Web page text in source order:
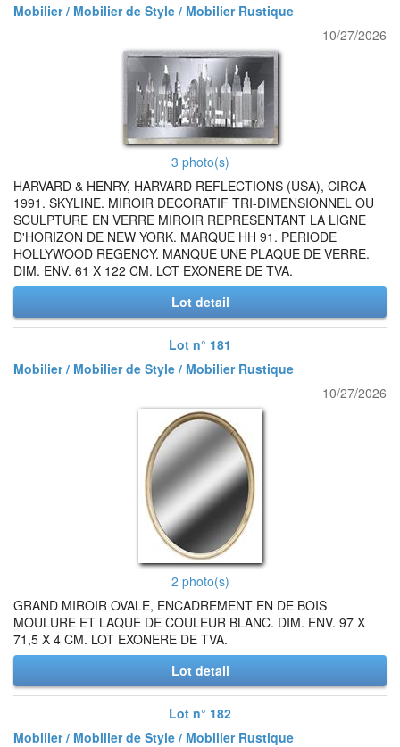
Mobilier / Mobilier de Style / Mobilier Rustique
10/27/2026
3 photo(s)
HARVARD & HENRY, HARVARD REFLECTIONS (USA), CIRCA
1991. SKYLINE. MIROIR DECORATIF TRI-DIMENSIONNEL OU
SCULPTURE EN VERRE MIROIR REPRESENTANT LA LIGNE
D'HORIZON DE NEW YORK. MARQUE HH 91. PERIODE
HOLLYWOOD REGENCY. MANQUE UNE PLAQUE DE VERRE.
DIM. ENV. 61 X 122 CM. LOT EXONERE DE TVA.
Lot detail
Lot n° 181
Mobilier / Mobilier de Style / Mobilier Rustique
10/27/2026
2 photo(s)
GRAND MIROIR OVALE, ENCADREMENT EN DE BOIS
MOULURE ET LAQUE DE COULEUR BLANC. DIM. ENV. 97 X
71,5 X 4 CM. LOT EXONERE DE TVA.
Lot detail
Lot n° 182
Mobilier / Mobilier de Style / Mobilier Rustique